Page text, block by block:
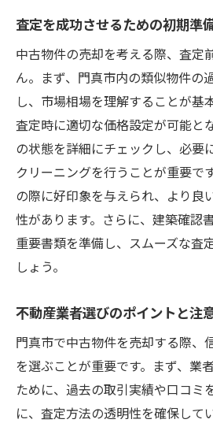
門真市の生活環境とその
交通アクセスの利便性
地域の発展性と将来価値
近隣の取引事例を参考
上
査定結果に基づく改善
最大限の価値を引き出す門
却の秘訣
物件の強みを際立たせ
効果的な写真撮影とオン
購入者からのフィード
活かす
交渉力を高めるための
査定を成功させるための初期準
中古物件の売却を考える際、査定
ん。まず、門真市内の類似物件の
し、市場相場を理解することが基
査定時に適切な価格設定が可能と
の状態を詳細にチェックし、必要
クリーニングを行うことが重要で
の際に好印象を与えられ、より良
性があります。さらに、建築確認
重要書類を準備し、スムーズな査
しょう。
不動産業者選びのポイントと注
門真市で中古物件を売却する際、
を選ぶことが重要です。まず、業
ために、過去の取引実績や口コミ
に、査定方法の透明性を確保して